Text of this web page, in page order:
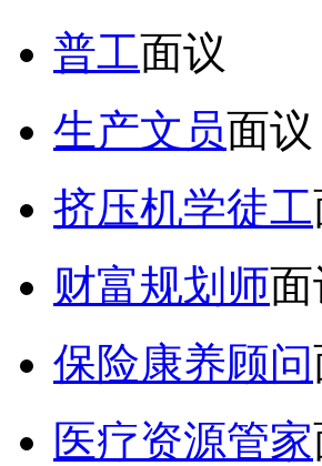
普工面议
生产文员面议
挤压机学徒工
财富规划师面
保险康养顾问
医疗资源管家